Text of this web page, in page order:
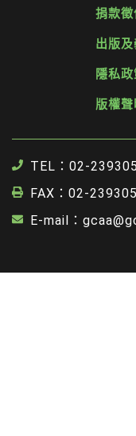
捐款徵
出版
隱私
版權
TEL：02-
FAX：02-
E-mail：